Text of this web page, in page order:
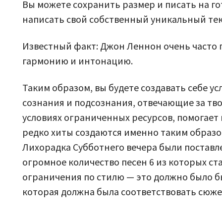
Вы можете сохранить размер и писать на
написать свой собственный уникальный
Известный факт: Джон Леннон очень часто
гармонию и интонацию.
Таким образом, вы будете создавать себе
сознания и подсознания, отвечающие за
условиях ограниченных ресурсов,
редко хиты создаются именно таким
Лихорадка Субботнего вечера были
огромное количество песен 6 из которых
ограничения по стилю — это должно было
которая должна была соответствовать